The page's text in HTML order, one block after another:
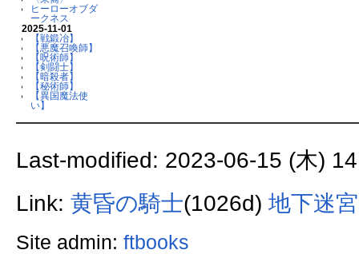
ヒーローオブダ
ークネス
2025-11-01
【戦鍛冶】
【悪魔召喚師】
【呪術師】
【剣闘士】
【暗殺者】
【秘術師】
【異国魔法使
い】
Last-modified: 2023-06-15 (木)
Link: 黄昏の騎士(1026d) 地下迷
Site admin: ftbooks